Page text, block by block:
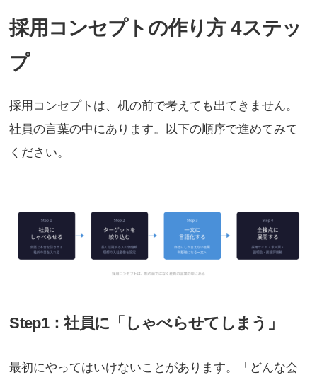
採用コンセプトの作り方 4ステッ
プ
採用コンセプトは、机の前で考えても出てきません。
社員の言葉の中にあります。以下の順序で進めてみて
ください。
Step1：社員に「しゃべらせてしまう」
最初にやってはいけないことがあります。「どんな会